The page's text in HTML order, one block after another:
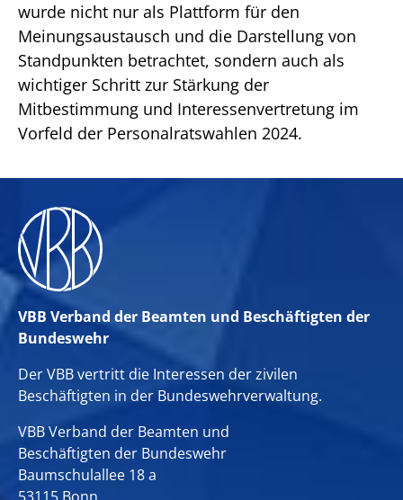
wurde nicht nur als Plattform für den
Meinungsaustausch und die Darstellung von
Standpunkten betrachtet, sondern auch als
wichtiger Schritt zur Stärkung der
Mitbestimmung und Interessenvertretung im
Vorfeld der Personalratswahlen 2024.
VBB Verband der Beamten und Beschäftigten der
Bundeswehr
Der VBB vertritt die Interessen der zivilen
Beschäftigten in der Bundeswehrverwaltung.
VBB Verband der Beamten und
Beschäftigten der Bundeswehr
Baumschulallee 18 a